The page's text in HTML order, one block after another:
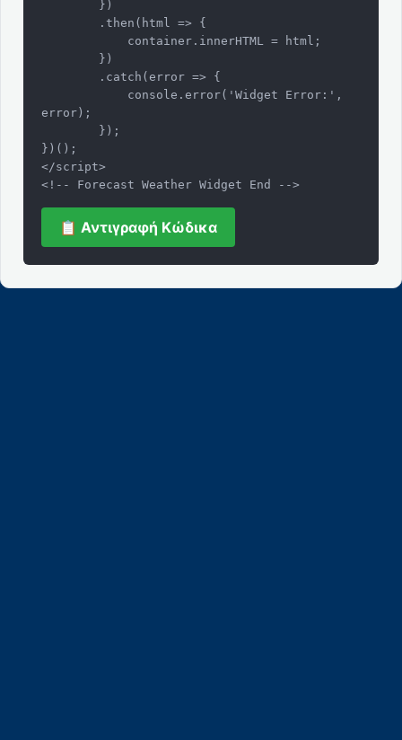
error);
})();
</script>
<!-- Forecast Weather Widget End -->
📋 Αντιγραφή Κώδικα